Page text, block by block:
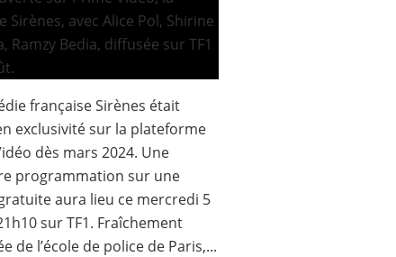
française Sirènes était
exclusivité sur la plateforme
dès mars 2024. Une
programmation sur une
aura lieu ce mercredi 5
sur TF1. Fraîchement
de l’école de police de Paris,...